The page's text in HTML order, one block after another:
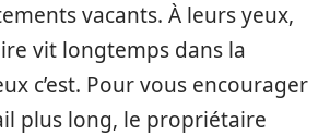
vacants. À leurs yeux,
vit longtemps dans la
c’est. Pour vous encourager
plus long, le propriétaire